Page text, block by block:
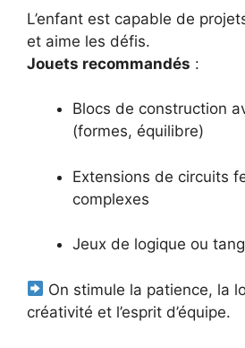
L’enfant est capable de
et aime les défis.
Jouets recommandés :
Blocs de construction
(formes, équilibre)
Extensions de circuits
complexes
Jeux de logique ou
On stimule la patience, la
créativité et l’esprit d’équipe.